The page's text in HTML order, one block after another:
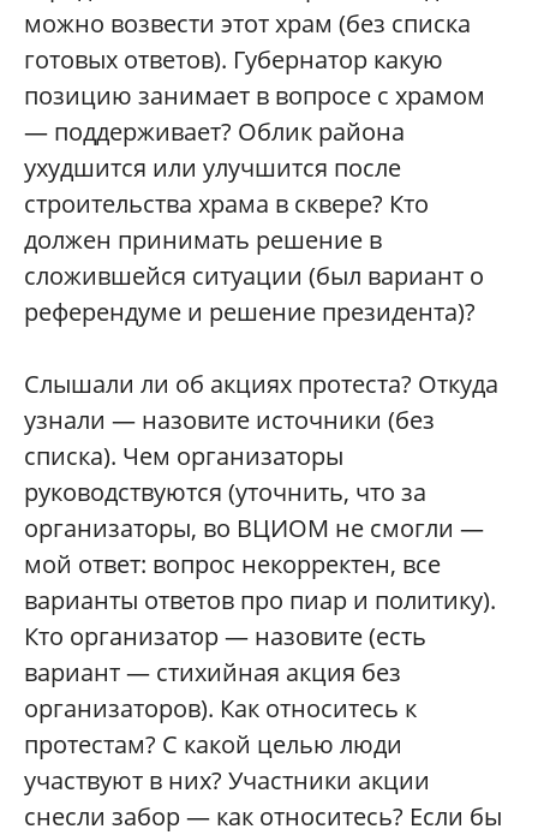
можно возвести этот храм (без списка
готовых ответов). Губернатор какую
позицию занимает в вопросе с храмом
— поддерживает? Облик района
ухудшится или улучшится после
строительства храма в сквере? Кто
должен принимать решение в
сложившейся ситуации (был вариант о
референдуме и решение президента)?
Слышали ли об акциях протеста? Откуда
узнали — назовите источники (без
списка). Чем организаторы
руководствуются (уточнить, что за
организаторы, во ВЦИОМ не смогли —
мой ответ: вопрос некорректен, все
варианты ответов про пиар и политику).
Кто организатор — назовите (есть
вариант — стихийная акция без
организаторов). Как относитесь к
протестам? С какой целью люди
участвуют в них? Участники акции
снесли забор — как относитесь? Если бы